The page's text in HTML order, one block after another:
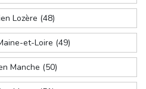
Lozère (48)
et-Loire (49)
Manche (50)